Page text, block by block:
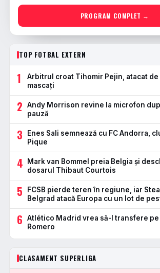
PROGRAM COMPLET →
TOP FOTBAL EXTERN
1
Arbitrul croat Tihomir Pejin, atacat
mascați
2
Andy Morrison revine la microfon
pauză
3
Enes Sali semnează cu FC Andorra,
Pique
4
Mark van Bommel preia Belgia și
dosarul Thibaut Courtois
5
FCSB pierde teren în regiune, iar
Belgrad atacă Europa cu un lot de
6
Atlético Madrid vrea să-l transfere
Romero
CLASAMENT SUPERLIGA